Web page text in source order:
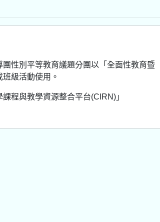
性別平等教育議題分團以「全面性教育暨
級活動使用。
程與教學資源整合平台(CIRN)」